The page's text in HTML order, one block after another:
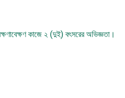
কাজে ২ (দুই) বৎসরের অভিজ্ঞতা।